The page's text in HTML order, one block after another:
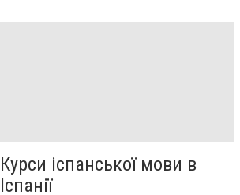
Курси іспанської мови в
Іспанії